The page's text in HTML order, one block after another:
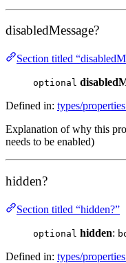
disabledMessage?
Section titled
optional
Defined in: types/
Explanation of why this
needs to be enabled)
hidden?
Section titled “hidden?”
optional hidden:
Defined in: types/